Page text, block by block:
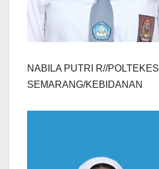
NABILA PUTRI R//POLTEKES
SEMARANG/KEBIDANAN